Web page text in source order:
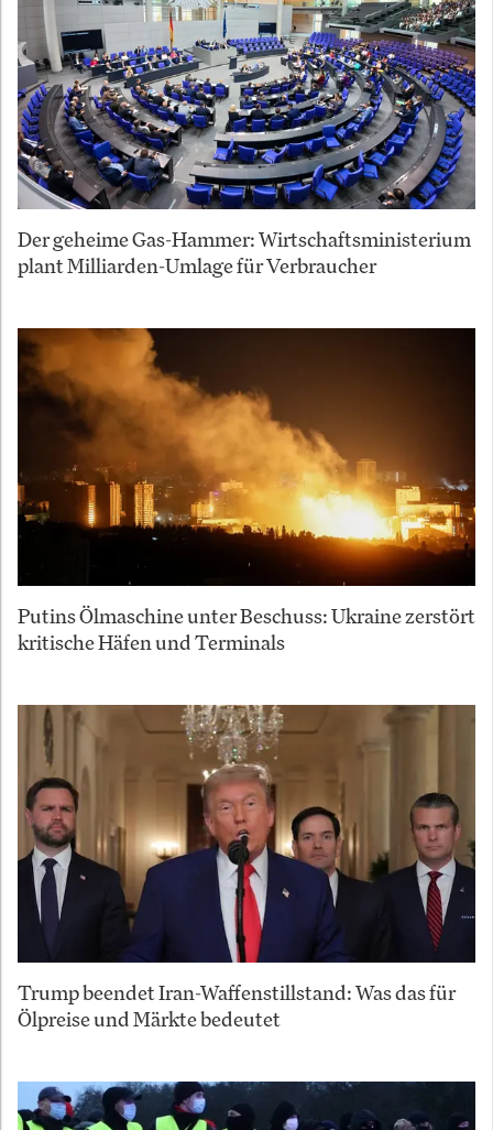
Der geheime Gas-Hammer: Wirtschaftsministerium
plant Milliarden-Umlage für Verbraucher
Putins Ölmaschine unter Beschuss: Ukraine zerstört
kritische Häfen und Terminals
Trump beendet Iran-Waffenstillstand: Was das für
Ölpreise und Märkte bedeutet